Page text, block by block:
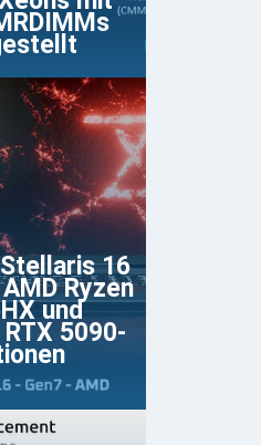
16
Ryzen
und
5090-